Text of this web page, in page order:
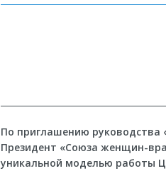
По приглашению руководства
Президент «Союза женщин-
уникальной моделью работы